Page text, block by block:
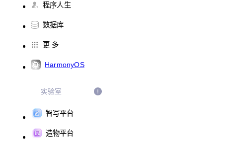
程序人生
数据库
更 多
HarmonyOS
实验室
智写平台
造物平台